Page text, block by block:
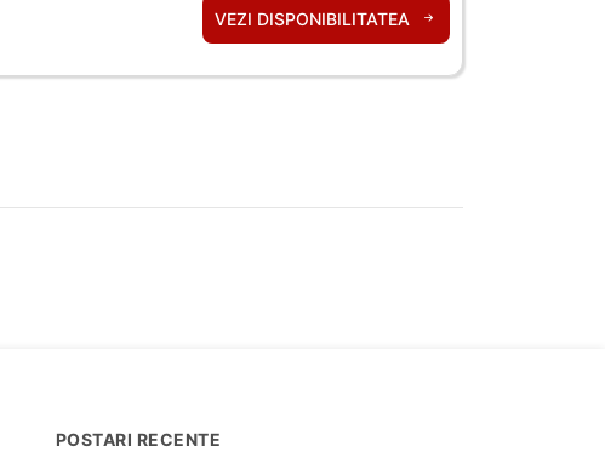
VEZI DISPONIBILITATEA
POSTARI RECENTE